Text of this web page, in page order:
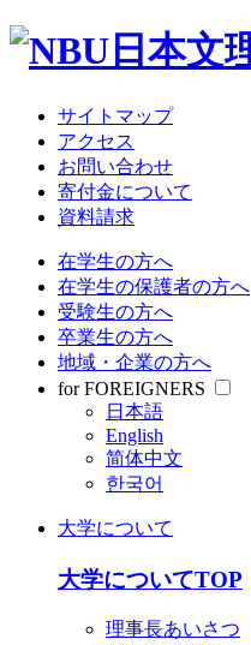
サイトマップ
アクセス
お問い合わせ
寄付金について
資料請求
在学生の方へ
在学生の保護者の方へ
受験生の方へ
卒業生の方へ
地域・企業の方へ
for FOREIGNERS
日本語
English
简体中文
한국어
大学について
大学についてTOP
理事長あいさつ